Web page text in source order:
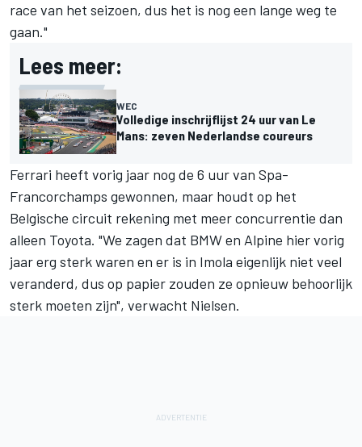
race van het seizoen, dus het is nog een lange weg te
gaan."
Lees meer:
WEC
Volledige inschrijflijst 24 uur van Le
Mans: zeven Nederlandse coureurs
Ferrari heeft vorig jaar nog de 6 uur van Spa-
Francorchamps gewonnen, maar houdt op het
Belgische circuit rekening met meer concurrentie dan
alleen Toyota. "We zagen dat BMW en Alpine hier vorig
jaar erg sterk waren en er is in Imola eigenlijk niet veel
veranderd, dus op papier zouden ze opnieuw behoorlijk
sterk moeten zijn", verwacht Nielsen.